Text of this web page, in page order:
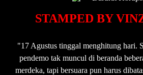
STAMPED BY
"17 Agustus tinggal menghitung hari.
pendemo tak muncul di beranda
merdeka, tapi bersuara pun harus